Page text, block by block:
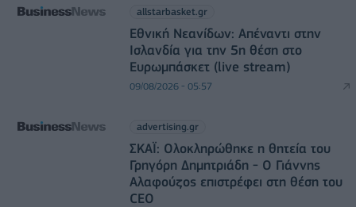
allstarbasket.gr
Εθνική Νεανίδων: Απέναντι στην
Ισλανδία για την 5η θέση στο
Ευρωμπάσκετ (live stream)
09/08/2026 - 05:57
advertising.gr
ΣΚΑΪ: Ολοκληρώθηκε η θητεία του
Γρηγόρη Δημητριάδη - Ο Γιάννης
Αλαφούζος επιστρέφει στη θέση του
CEO